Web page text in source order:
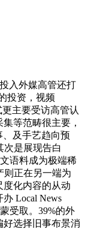
入外媒高管还打
投资，视频
更主要受访高管认
等范畴很主要，
、及手艺趋向预
次是展现告白
语料成为极端稀
则正在另一端为
度化内容的从动
Local News
受取。39%的外
选择旧事布景消